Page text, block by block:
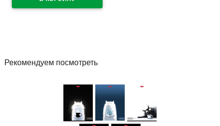
Рекомендуем посмотреть